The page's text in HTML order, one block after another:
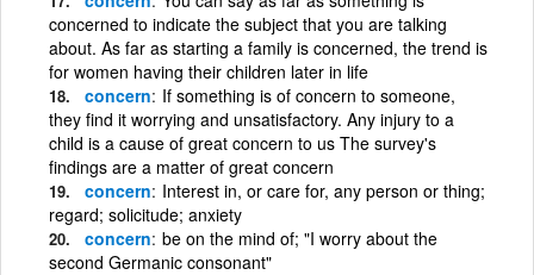
concerned to indicate the subject that you are talking
about. As far as starting a family is concerned, the trend is
for women having their children later in life
concern If something is of concern to someone,
they find it worrying and unsatisfactory. Any injury to a
child is a cause of great concern to us The survey's
findings are a matter of great concern
concern Interest in, or care for, any person or thing;
regard; solicitude; anxiety
concern be on the mind of; "I worry about the
second Germanic consonant"